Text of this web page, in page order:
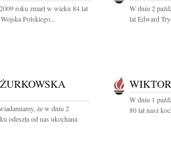
roku zmarł w wieku 84 lat
Polskiego...
W dniu 2
lat Edward
że w dniu 2
odeszła od nas ukochana
W dniu 1
80 lat nasz